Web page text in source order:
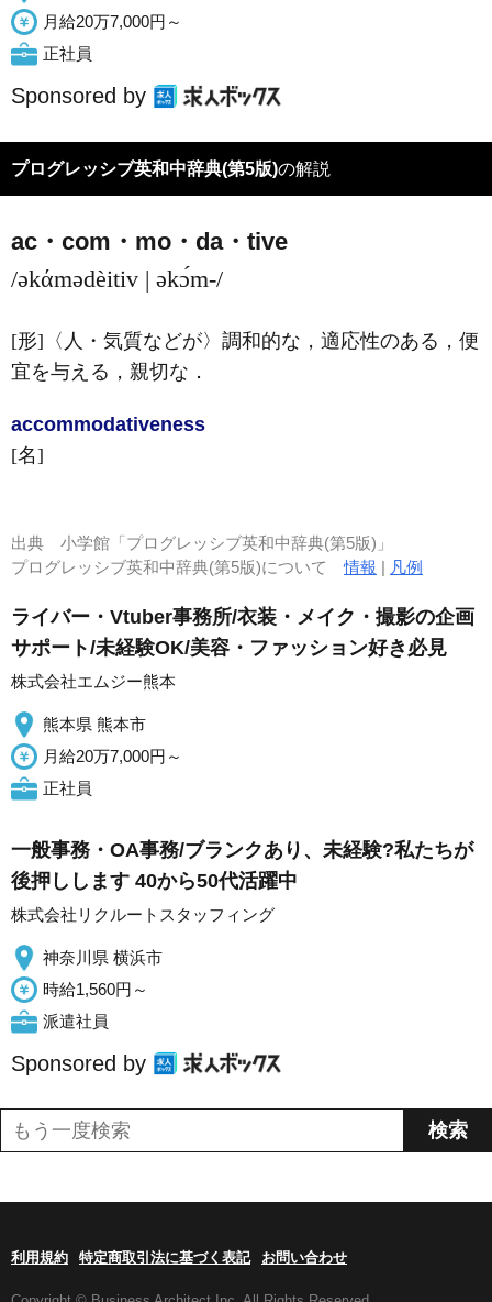
月給20万7,000円～
正社員
Sponsored by
プログレッシブ英和中辞典(第5版)の解説
ac・com・mo・da・tive
/əkάmədèitiv | əkɔ́m-/
[形] 〈人・気質などが〉調和的な，適応性のある，便
宜を与える，親切な ．
accommodativeness
[名]
出典 小学館「プログレッシブ英和中辞典(第5版)」
プログレッシブ英和中辞典(第5版)について情報 | 凡例
ライバー・Vtuber事務所/衣装・メイク・撮影の企画
サポート/未経験OK/美容・ファッション好き必見
株式会社エムジー熊本
熊本県 熊本市
月給20万7,000円～
正社員
一般事務・OA事務/ブランクあり、未経験?私たちが
後押しします 40から50代活躍中
株式会社リクルートスタッフィング
神奈川県 横浜市
時給1,560円～
派遣社員
Sponsored by
利用規約 特定商取引法に基づく表記 お問い合わせ